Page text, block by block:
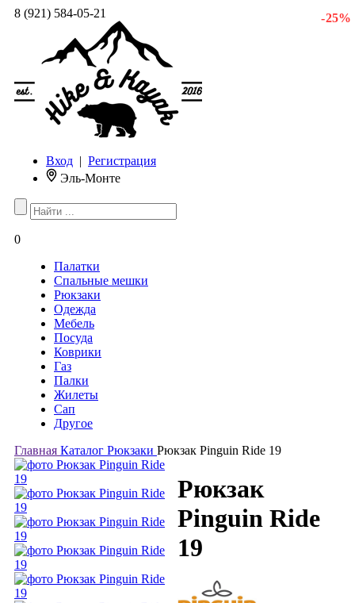
8 (921) 584-05-21
Вход | Регистрация
Эль-Монте
0
Палатки
Спальные мешки
Рюкзаки
Одежда
Мебель
Посуда
Коврики
Газ
Палки
Жилеты
Сап
Другое
Главная Каталог Рюкзаки Рюкзак Pinguin Ride 19
- 25 %
Рюкзак
Pinguin Ride
19